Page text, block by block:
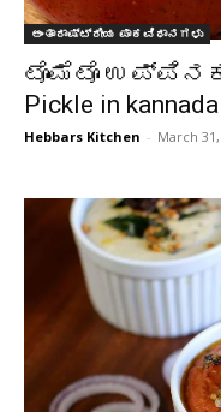
ಅಂತಾರಾಷ್ಟ್ರೀಯ ಪಾಕವಿಧಾನಗಳು
ಟೊಮೆಟೊ
Pickle in
Hebbars Kitchen - March 31,